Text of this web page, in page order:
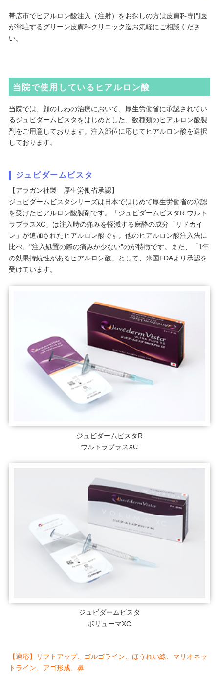
帯広市でヒアルロン酸注入（注射）をお探しの方は皮膚科専門医
が常駐するグリーン皮膚科クリニック迄お気軽にご相談くださ
い。
当院で使用しているヒアルロン酸
当院では、顔のしわの治療において、厚生労働省に承認されてい
るジュビダームビスタをはじめとした、数種類のヒアルロン酸製
剤をご用意しております。注入部位に応じてヒアルロン酸を選択
しております。
ジュビダームビスタ
【アラガン社製 厚生労働省承認】
ジュビダームビスタシリーズは日本ではじめて厚生労働省の承認
を受けたヒアルロン酸製剤です。「ジュビダームビスタR ウルト
ラプラスXC」は注入時の痛みを軽減する麻酔の成分「リドカイ
ン」が追加されたヒアルロン酸です。他のヒアルロン酸注入法に
比べ、"注入処置の際の痛みが少ない"のが特徴です。また、「1年
の効果持続性があるヒアルロン酸」として、米国FDAより承認を
受けています。
ジュビダームビスタR
ウルトラプラスXC
ジュビダームビスタ
ボリューマXC
【適応】リフトアップ、ゴルゴライン、ほうれい線、マリオネッ
トライン、アゴ形成、鼻